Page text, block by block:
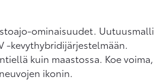
ominaisuudet. Uutuusmalli
-kevythybridijärjestelmään.
kuin maastossa. Koe voima,
ikonin.